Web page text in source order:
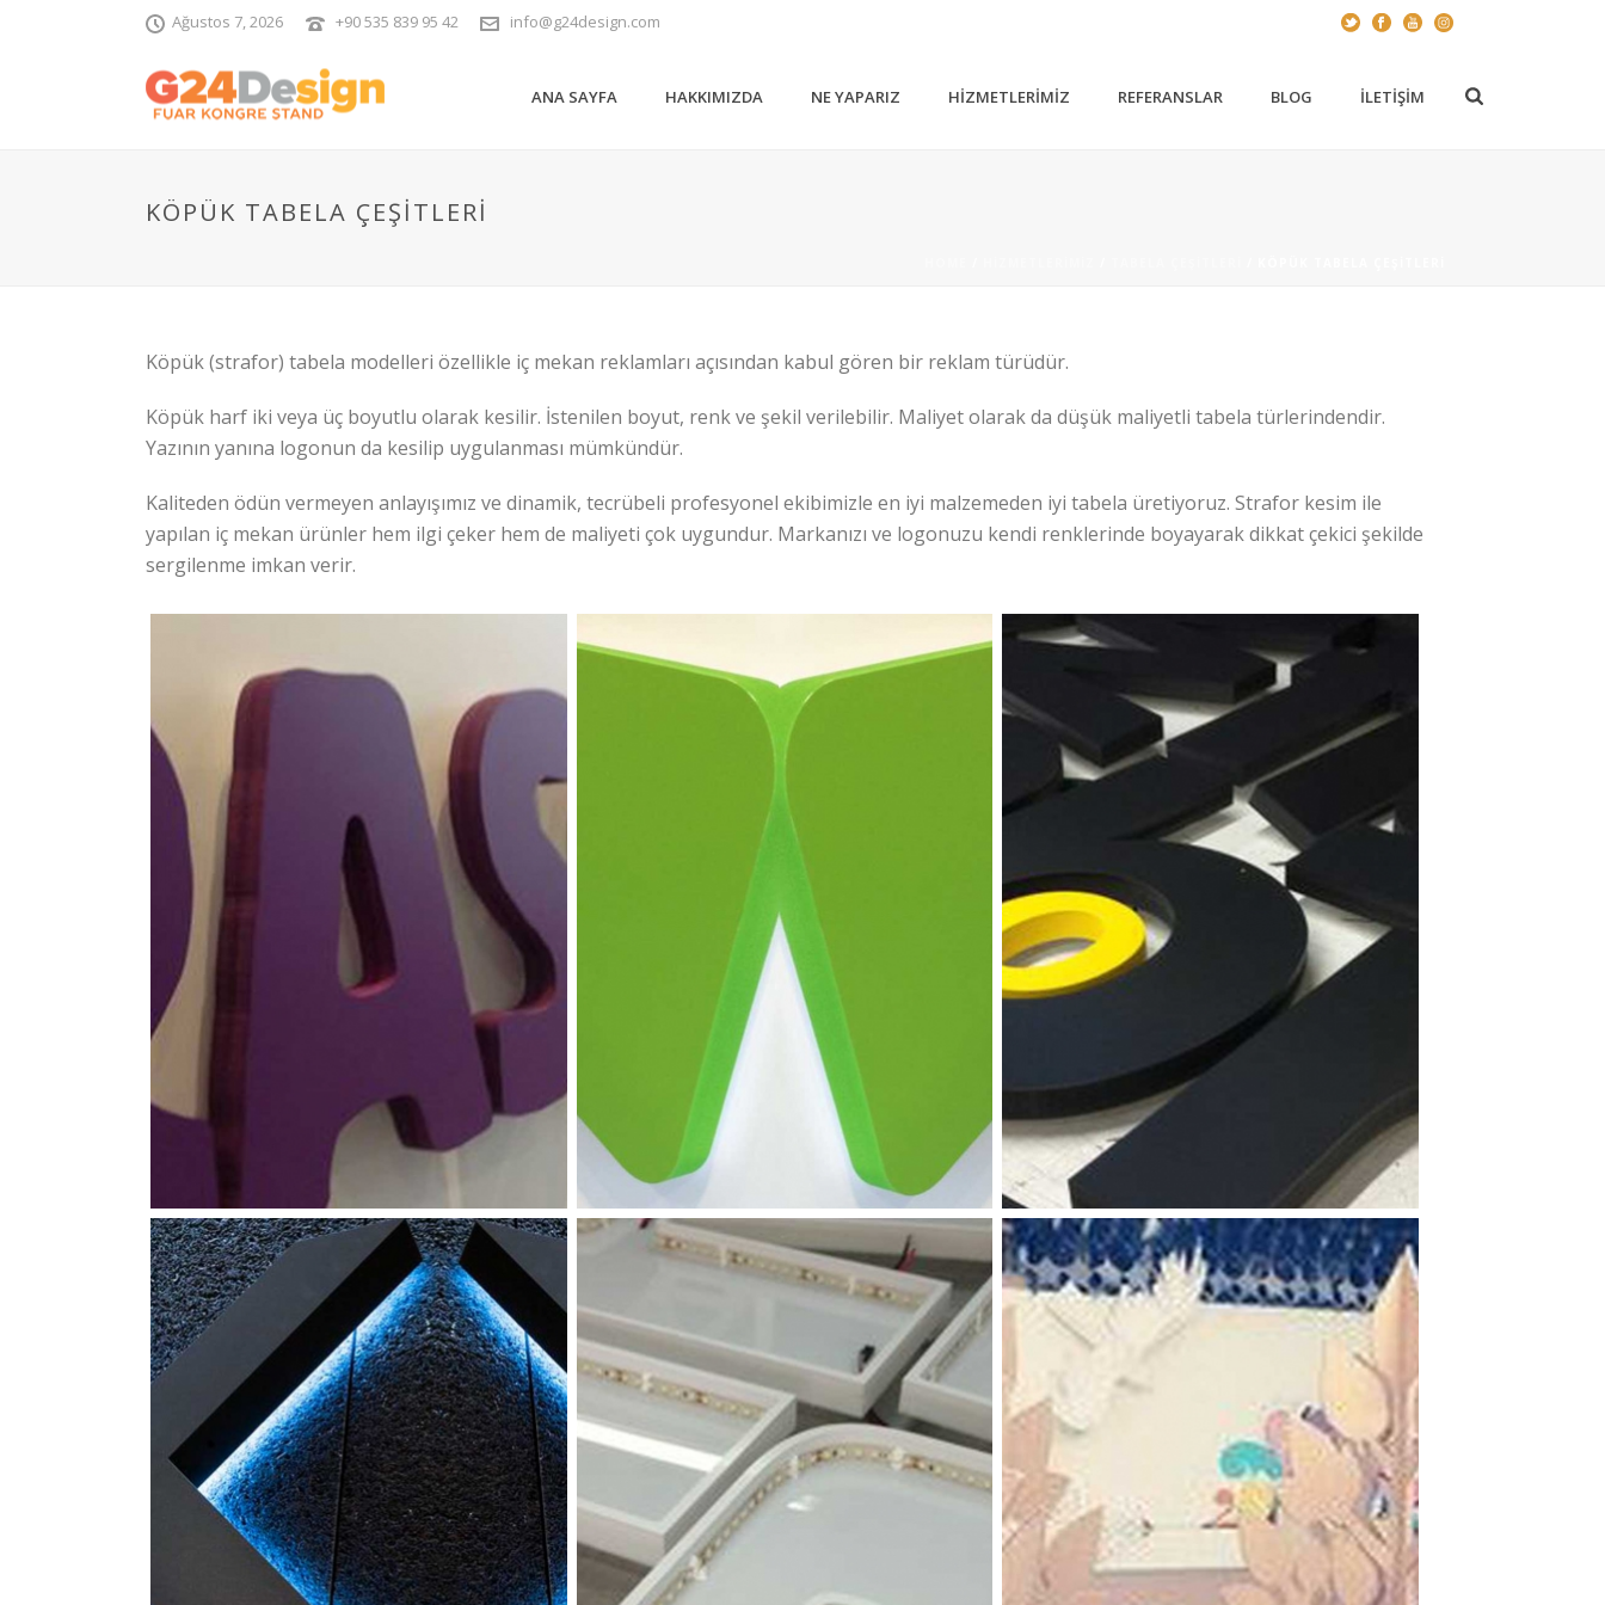
Ağustos 7, 2026 +90 535 839 95 42 info@g24design.com
ANA SAYFA HAKKIMIZDA NE YAPARIZ HIZMETLERIMIZ REFERANSLAR BLOG İLETIŞIM
KÖPÜK TABELA ÇEŞITLERI
Köpük (strafor) tabela modelleri özellikle iç mekan reklamları açısından kabul gören bir reklam türüdür.
Köpük harf iki veya üç boyutlu olarak kesilir. İstenilen boyut, renk ve şekil verilebilir. Maliyet olarak da düşük maliyetli tabela türlerindendir.
Yazının yanına logonun da kesilip uygulanması mümkündür.
Kaliteden ödün vermeyen anlayışımız ve dinamik, tecrübeli profesyonel ekibimizle en iyi malzemeden iyi tabela üretiyoruz. Strafor kesim ile
yapılan iç mekan ürünler hem ilgi çeker hem de maliyeti çok uygundur. Markanızı ve logonuzu kendi renklerinde boyayarak dikkat çekici şekilde
sergilenme imkan verir.